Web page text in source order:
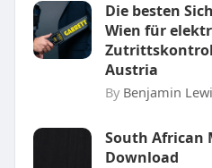
Die besten
Wien für
Austria
By Benjamin
South African
Download